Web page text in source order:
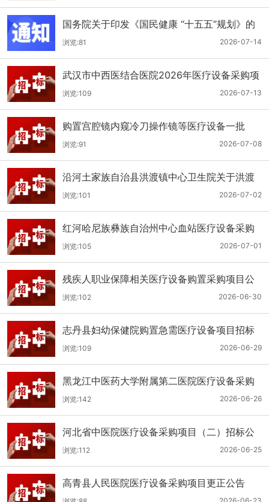
国务院关于印发《国民健康 “十五五”规划》的
通知
2026-07-14
浏览:81
武汉市中西医结合医院2026年医疗设备采购项
目四公开招标公告
2026-07-13
浏览:109
购置宫腔镜内窥冷刀操作镜等医疗设备一批
（双盲+远程异地+分散）
2026-07-08
浏览:91
沿河土家族自治县洪渡镇中心卫生院关于洪渡
镇中心卫生院县域医疗次中心医疗设备采购项
目的公开招标公告
2026-07-02
浏览:101
红河哈尼族彝族自治州中心血站医疗设备采购
（二次）公开招标公告
2026-07-01
浏览:105
残疾人职业保障相关医疗设备购置采购项目公
开招标招标公告
2026-06-30
浏览:102
志丹县妇幼保健院购置急需医疗设备项目招标
公告
2026-06-29
浏览:109
黑龙江中医药大学附属第二医院医疗设备采购
(二次)招标公告
2026-06-26
浏览:142
河北省中医院医疗设备采购项目（二）招标公
告
2026-06-25
浏览:112
高青县人民医院医疗设备采购项目更正公告